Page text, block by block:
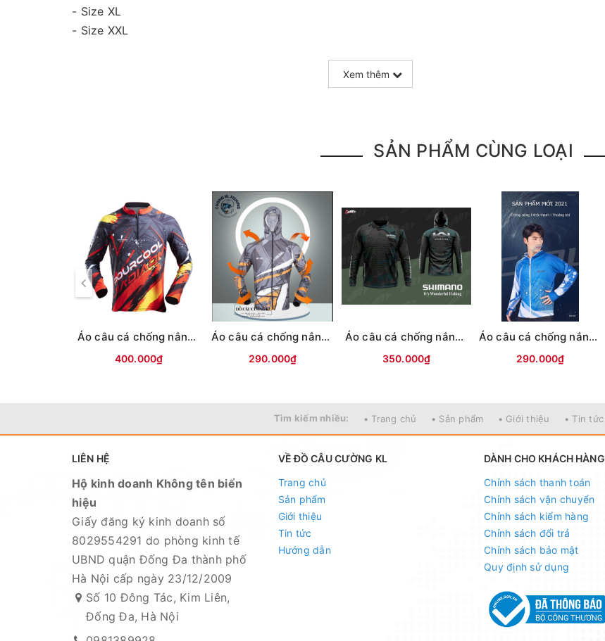
- Size XL
- Size XXL
- Địa chỉ : Số 10 Đông Tác - Kim Liên - Hà Nội
- Hotline tư vấn + đặt hàng : 098 138 9928
- Tư vấn kĩ thuật : 091 258 39 39
- Bán sỉ : 097 676 4818
Xem thêm
SẢN PHẨM CÙNG LOẠI
Áo câu cá chống nắng MC PourCool
400.000₫
Áo câu cá chống nắng MC có mũ Ghi cam
290.000₫
Áo câu cá chống nắng Shimano có mũ Hagane
350.000₫
Áo câu cá chống nắng MC có mũ Xanh trắng
290.000₫
Tìm kiếm nhiều: • Trang chủ • Sản phẩm • Giới thiệu • Tin tức
LIÊN HỆ
Hộ kinh doanh Không tên biển
hiệu
Giấy đăng ký kinh doanh số
8029554291 do phòng kinh tế
UBND quận Đống Đa thành phố
Hà Nội cấp ngày 23/12/2009
Số 10 Đông Tác, Kim Liên,
Đống Đa, Hà Nội
VỀ ĐỒ CÂU CƯỜNG KL
Trang chủ
Sản phẩm
Giới thiệu
Tin tức
Hướng dẫn
DÀNH CHO KHÁCH HÀNG
Chính sách thanh toán
Chính sách vận chuyển
Chính sách kiểm hàng
Chính sách đổi trả
Chính sách bảo mật
Quy định sử dụng